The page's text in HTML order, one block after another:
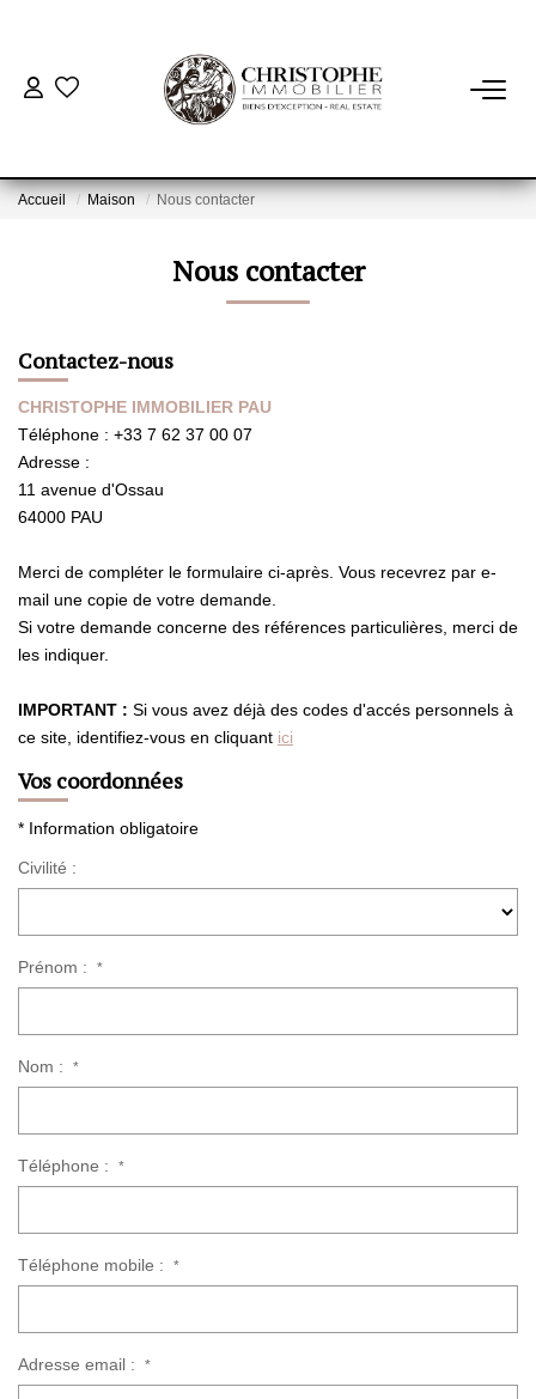
ACHETER
BIENS VENDUS
VENDRE
Notre Équipe
CONTACT
Accueil Maison Nous contacter
Nous contacter
Contactez-nous
CHRISTOPHE IMMOBILIER PAU
Téléphone : +33 7 62 37 00 07
Adresse :
11 avenue d'Ossau
64000 PAU
Merci de compléter le formulaire ci-après. Vous recevrez par e-
mail une copie de votre demande.
Si votre demande concerne des références particulières, merci de
les indiquer.
IMPORTANT : Si vous avez déjà des codes d'accés personnels à
ce site, identifiez-vous en cliquant ici
Vos coordonnées
* Information obligatoire
Civilité :
Prénom : *
Nom : *
Téléphone : *
Téléphone mobile : *
Adresse email : *